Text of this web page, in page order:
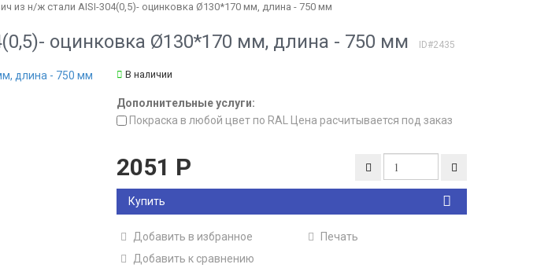
из н/ж стали AISI-304(0,5)- оцинковка Ø130*170 мм, длина - 750 мм
оцинковка Ø130*170 мм, длина - 750 мм ID#2435
В наличии
Дополнительные услуги:
Покраска в любой цвет по RAL Цена расчитывается под заказ
2051 Р
Купить
Добавить в избранное
Печать
Добавить к сравнению